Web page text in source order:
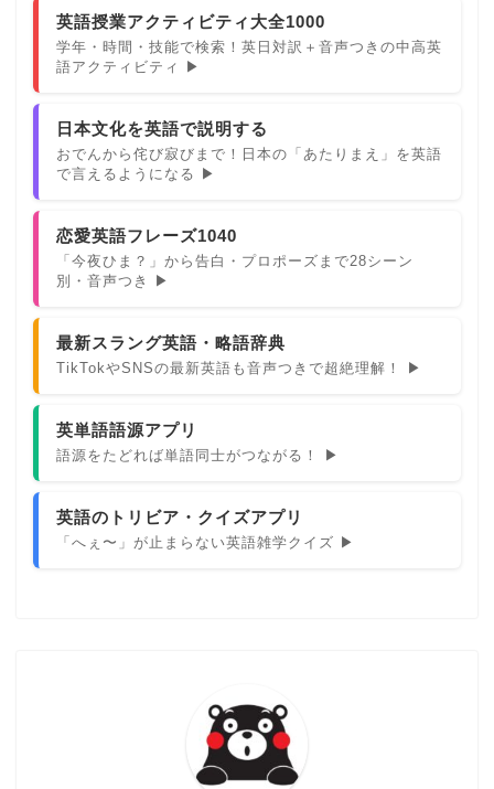
英語授業アクティビティ大全1000
学年・時間・技能で検索！英日対訳＋音声つきの中高英
語アクティビティ ▶
日本文化を英語で説明する
おでんから侘び寂びまで！日本の「あたりまえ」を英語
で言えるようになる ▶
恋愛英語フレーズ1040
「今夜ひま？」から告白・プロポーズまで28シーン
別・音声つき ▶
最新スラング英語・略語辞典
TikTokやSNSの最新英語も音声つきで超絶理解！ ▶
英単語語源アプリ
語源をたどれば単語同士がつながる！ ▶
英語のトリビア・クイズアプリ
「へぇ〜」が止まらない英語雑学クイズ ▶